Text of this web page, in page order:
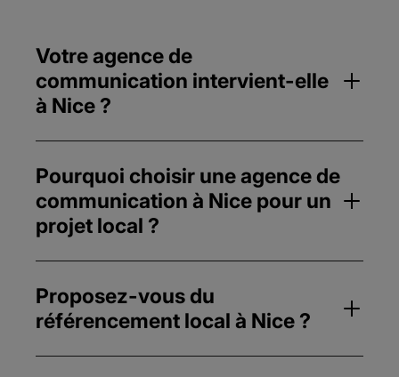
Votre agence de
communication intervient-elle
à Nice ?
Pourquoi choisir une agence de
communication à Nice pour un
projet local ?
Proposez-vous du
référencement local à Nice ?